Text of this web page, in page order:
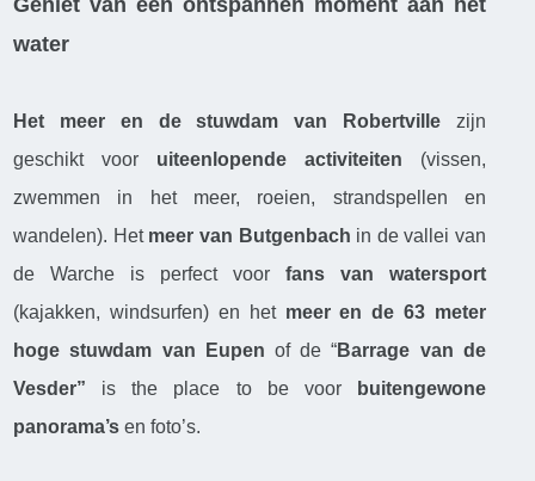
Geniet van een ontspannen moment aan het
water
Het meer en de stuwdam van Robertville zijn
geschikt voor uiteenlopende activiteiten (vissen,
zwemmen in het meer, roeien, strandspellen en
wandelen). Het meer van Butgenbach in de vallei van
de Warche is perfect voorfans van watersport
(kajakken, windsurfen) en het meer en de 63 meter
hoge stuwdam van Eupen of de “Barrage van de
Vesder” is the place to be voor
buitengewone
panorama’sen foto’s.